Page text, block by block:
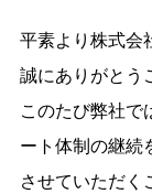
平素より株式会
誠にありがとう
このたび弊社で
ート体制の継続
させていただく